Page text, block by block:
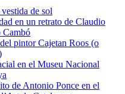
de sol
en un retrato de Claudio
Cambó
pintor Cajetan Roos (o
en el Museu Nacional
de Antonio Ponce en el